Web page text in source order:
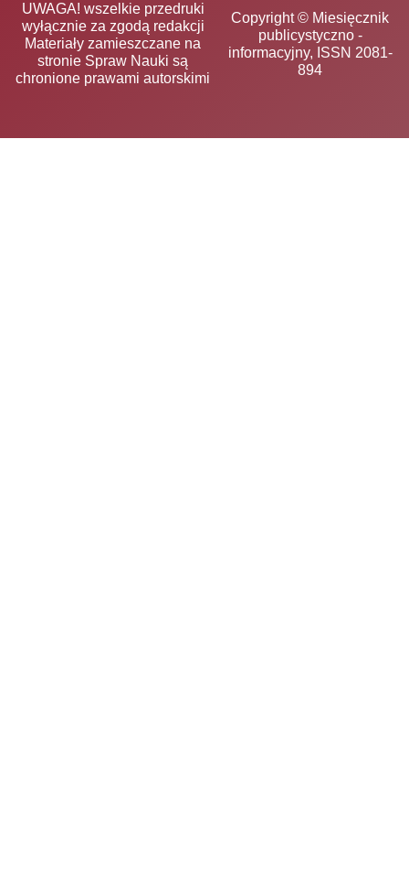
UWAGA! wszelkie przedruki
wyłącznie za zgodą redakcji
Materiały zamieszczane na
stronie Spraw Nauki są
chronione prawami autorskimi
Copyright © Miesięcznik
publicystyczno -
informacyjny, ISSN 2081-
894